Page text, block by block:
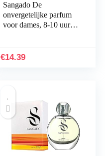
Sangado De
onvergetelijke parfum
voor dames, 8-10 uur
delicate Franse
€14.39